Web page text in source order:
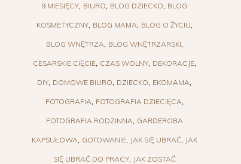
9 MIESIĘCY BIURO BLOG DZIECKO BLOG
KOSMETYCZNY BLOG MAMA BLOG O ŻYCIU
BLOG WNĘTRZA BLOG WNĘTRZARSKI
CESARSKIE CIĘCIE CZAS WOLNY DEKORACJE
DIY DOMOWE BIURO DZIECKO EKOMAMA
FOTOGRAFIA FOTOGRAFIA DZIECIĘCA
FOTOGRAFIA RODZINNA GARDEROBA
KAPSUŁOWA GOTOWANIE JAK SIĘ UBRAĆ JAK
SIĘ UBRAĆ DO PRACY JAK ZOSTAĆ